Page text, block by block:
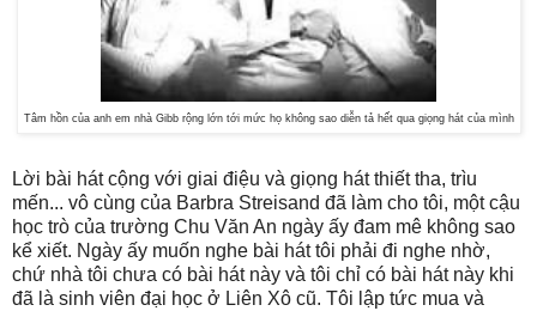
Tâm hồn của anh em nhà Gibb rộng lớn tới mức họ không sao diễn tả hết qua giọng hát của mình
Lời bài hát cộng với giai điệu và giọng hát thiết tha, trìu
mến... vô cùng của Barbra Streisand đã làm cho tôi, một cậu
học trò của trường Chu Văn An ngày ấy đam mê không sao
kể xiết. Ngày ấy muốn nghe bài hát tôi phải đi nghe nhờ,
chứ nhà tôi chưa có bài hát này và tôi chỉ có bài hát này khi
đã là sinh viên đại học ở Liên Xô cũ. Tôi lập tức mua và